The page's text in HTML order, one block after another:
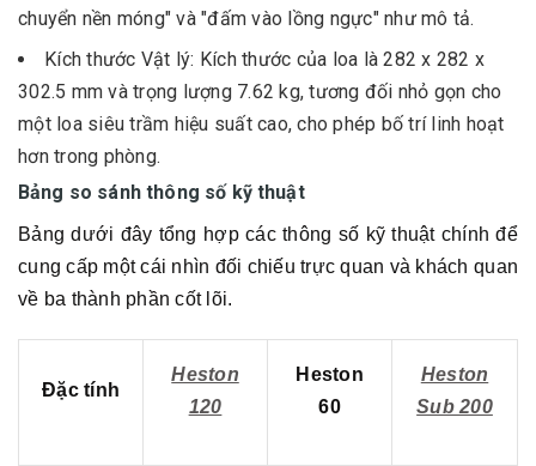
chuyển nền móng" và "đấm vào lồng ngực" như mô tả.
Kích thước Vật lý: Kích thước của loa là 282 x 282 x
302.5 mm và trọng lượng 7.62 kg, tương đối nhỏ gọn cho
một loa siêu trầm hiệu suất cao, cho phép bố trí linh hoạt
hơn trong phòng.
Bảng so sánh thông số kỹ thuật
Bảng dưới đây tổng hợp các thông số kỹ thuật chính để
cung cấp một cái nhìn đối chiếu trực quan và khách quan
về ba thành phần cốt lõi.
Đặc tính
Heston
120
Heston
60
Heston
Sub 200